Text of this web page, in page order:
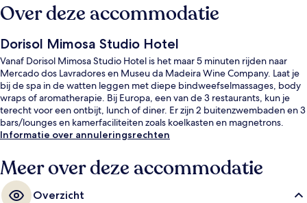
Over deze accommodatie
Dorisol Mimosa Studio Hotel
Vanaf Dorisol Mimosa Studio Hotel is het maar 5 minuten rijden naar
Mercado dos Lavradores en Museu da Madeira Wine Company. Laat je
bij de spa in de watten leggen met diepe bindweefselmassages, body
wraps of aromatherapie. Bij Europa, een van de 3 restaurants, kun je
terecht voor een ontbijt, lunch of diner. Er zijn 2 buitenzwembaden en 3
bars/lounges en kamerfaciliteiten zoals koelkasten en magnetrons.
Informatie over annuleringsrechten
Meer over deze accommodatie
Overzicht